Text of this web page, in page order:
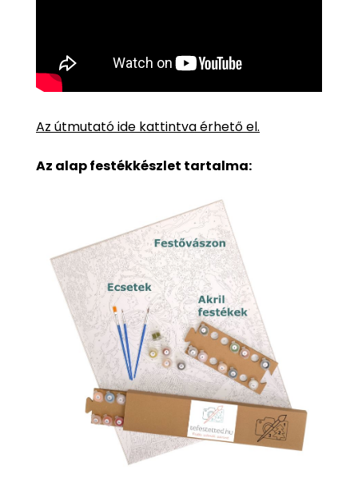
Az útmutató ide kattintva érhető el.
Az alap festékkészlet tartalma: